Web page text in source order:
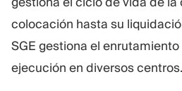
colocación hasta su
SGE gestiona el
ejecución en diversos centros.